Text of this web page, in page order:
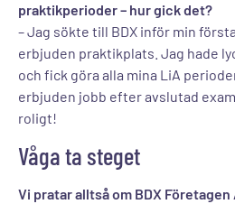
praktikperioder – hur gick det?
– Jag sökte till BDX inför min
erbjuden praktikplats. Jag hade
och fick göra alla mina LiA
erbjuden jobb efter avslutad
roligt!
Våga ta steget
Vi pratar alltså om BDX